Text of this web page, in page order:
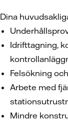
Dina
Idrifttagning,
Felsökning
Arbete med
Mindre